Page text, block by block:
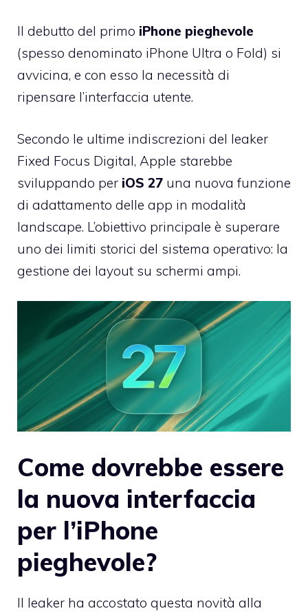
Il debutto del primo iPhone pieghevole
(spesso denominato iPhone Ultra o Fold) si
avvicina, e con esso la necessità di
ripensare l’interfaccia utente.
Secondo le ultime indiscrezioni del leaker
Fixed Focus Digital, Apple starebbe
sviluppando per iOS 27 una nuova funzione
di adattamento delle app in modalità
landscape. L’obiettivo principale è superare
uno dei limiti storici del sistema operativo: la
gestione dei layout su schermi ampi.
Come dovrebbe essere
la nuova interfaccia
per l’iPhone
pieghevole?
Il leaker ha accostato questa novità alla